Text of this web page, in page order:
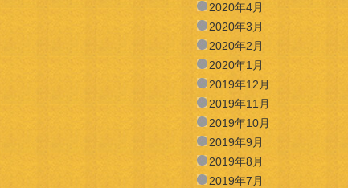
2020年4月
2020年3月
2020年2月
2020年1月
2019年12月
2019年11月
2019年10月
2019年9月
2019年8月
2019年7月